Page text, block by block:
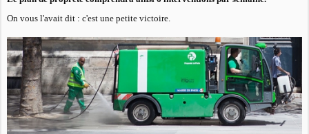
On vous l'avait dit : c'est une petite victoire.